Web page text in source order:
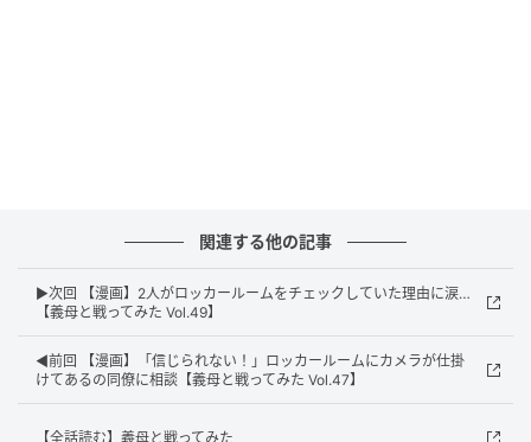
エキサイトニュース
関連する他の記事
▶次回 【漫画】2人がロッカールームをチェックしていた理由に涙…
【義母と戦ってみた Vol.49】
◀前回 【漫画】「信じられない！」ロッカールームにカメラが仕掛
けてあるの同僚に相談【義母と戦ってみた Vol.47】
【全話読む】義母と戦ってみた